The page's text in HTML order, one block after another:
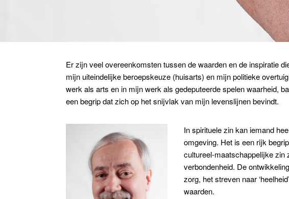
Er zijn veel overeenkomsten tussen de waarden en de inspiratie
mijn uiteindelijke beroepskeuze (huisarts) en mijn politieke
werk als arts en in mijn werk als gedeputeerde spelen waarheid,
een begrip dat zich op het snijvlak van mijn levenslijnen bevindt.
In spirituele zin kan iemand
omgeving. Het is een rijk
cultureel-maatschappelijke zin
verbondenheid. De
zorg, het streven naar
waarden.